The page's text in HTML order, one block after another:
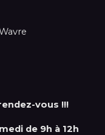
vous !!!
de 9h à 12h